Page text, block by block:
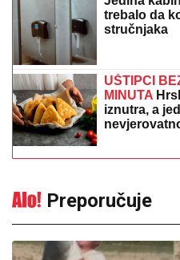
trebalo da
stručnjaka
UŠTIPCI
MINUTA
iznutra, a
Preporučuje